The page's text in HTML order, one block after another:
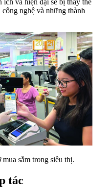
nghệ và những thành
sắm trong siêu thị.
tác